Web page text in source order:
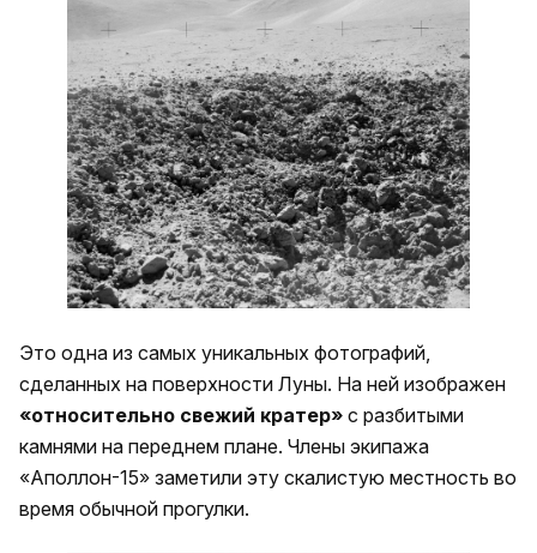
Это одна из самых уникальных фотографий,
сделанных на поверхности Луны. На ней изображен
«относительно свежий кратер» с разбитыми
камнями на переднем плане. Члены экипажа
«Аполлон-15» заметили эту скалистую местность во
время обычной прогулки.